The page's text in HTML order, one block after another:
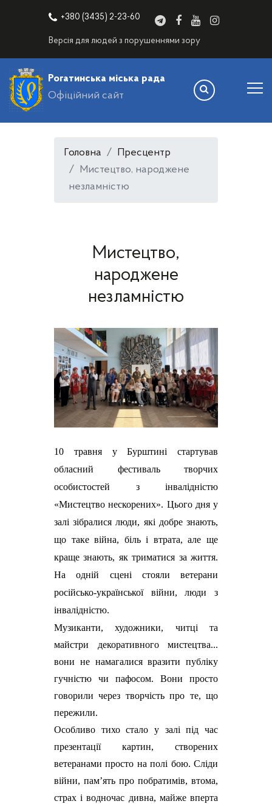
+380 (3435) 2-23-60
Версія для людей з порушеннями зору
Рогатинська міська рада
Офіційний сайт
Головна
Пресцентр
Мистецтво, народжене
незламністю
Мистецтво,
народжене
незламністю
10 травня у Бурштині стартував
обласний фестиваль творчих
особистостей з інвалідністю
«Мистецтво нескорених». Цього дня у
залі зібралися люди, які добре знають,
що таке війна, біль і втрата, але ще
краще знають, як триматися за життя.
На одній сцені стояли ветерани
російсько-української війни, люди з
інвалідністю.
Музиканти, художники, читці та
майстри декоративного мистецтва...
вони не намагалися вразити публіку
гучністю чи пафосом. Вони просто
говорили через творчість про те, що
пережили.
Особливо тихо стало у залі під час
презентації картин, створених
ветеранами просто на полі бою. Сліди
війни, пам’ять про побратимів, втома,
страх і водночас дивна, майже вперта